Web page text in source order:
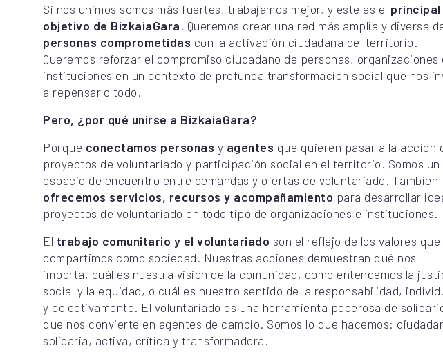
Si nos unimos somos más fuertes, trabajamos mejor, y este es el principal
objetivo de BizkaiaGara. Queremos crear una red más amplia y diversa
personas comprometidas con la activación ciudadana del territorio.
Queremos reforzar el compromiso ciudadano de personas, organizaciones
instituciones en un contexto de profunda transformación social que nos
a repensarlo todo.
Pero, ¿por qué unirse a BizkaiaGara?
Porque conectamos personas y agentes que quieren pasar a la acción
proyectos de voluntariado y participación social en el territorio. Somos un
espacio de encuentro entre demandas y ofertas de voluntariado. También
ofrecemos servicios, recursos y acompañamiento para desarrollar
proyectos de voluntariado en todo tipo de organizaciones e instituciones.
El trabajo comunitario y el voluntariado son el reflejo de los valores que
compartimos como sociedad. Nuestras acciones demuestran qué nos
importa, cuál es nuestra visión de la comunidad, cómo entendemos la
social y la equidad, o cuál es nuestro sentido de la responsabilidad,
y colectivamente. El voluntariado es una herramienta poderosa de
que nos convierte en agentes de cambio. Somos lo que hacemos:
solidaria, activa, crítica y transformadora.